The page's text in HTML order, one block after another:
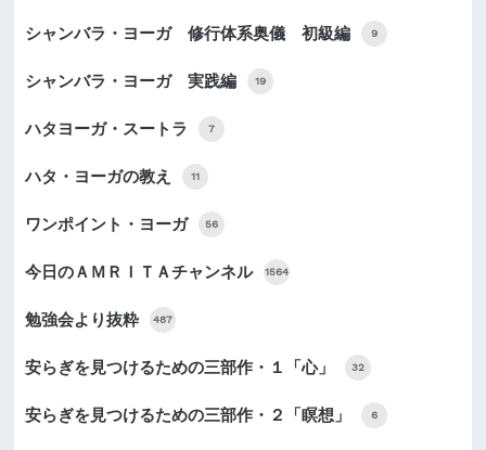
シャンバラ・ヨーガ 修行体系奥儀 初級編 9
シャンバラ・ヨーガ 実践編 19
ハタヨーガ・スートラ 7
ハタ・ヨーガの教え 11
ワンポイント・ヨーガ 56
今日のＡＭＲＩＴＡチャンネル 1564
勉強会より抜粋 487
安らぎを見つけるための三部作・１「心」 32
安らぎを見つけるための三部作・２「瞑想」 6